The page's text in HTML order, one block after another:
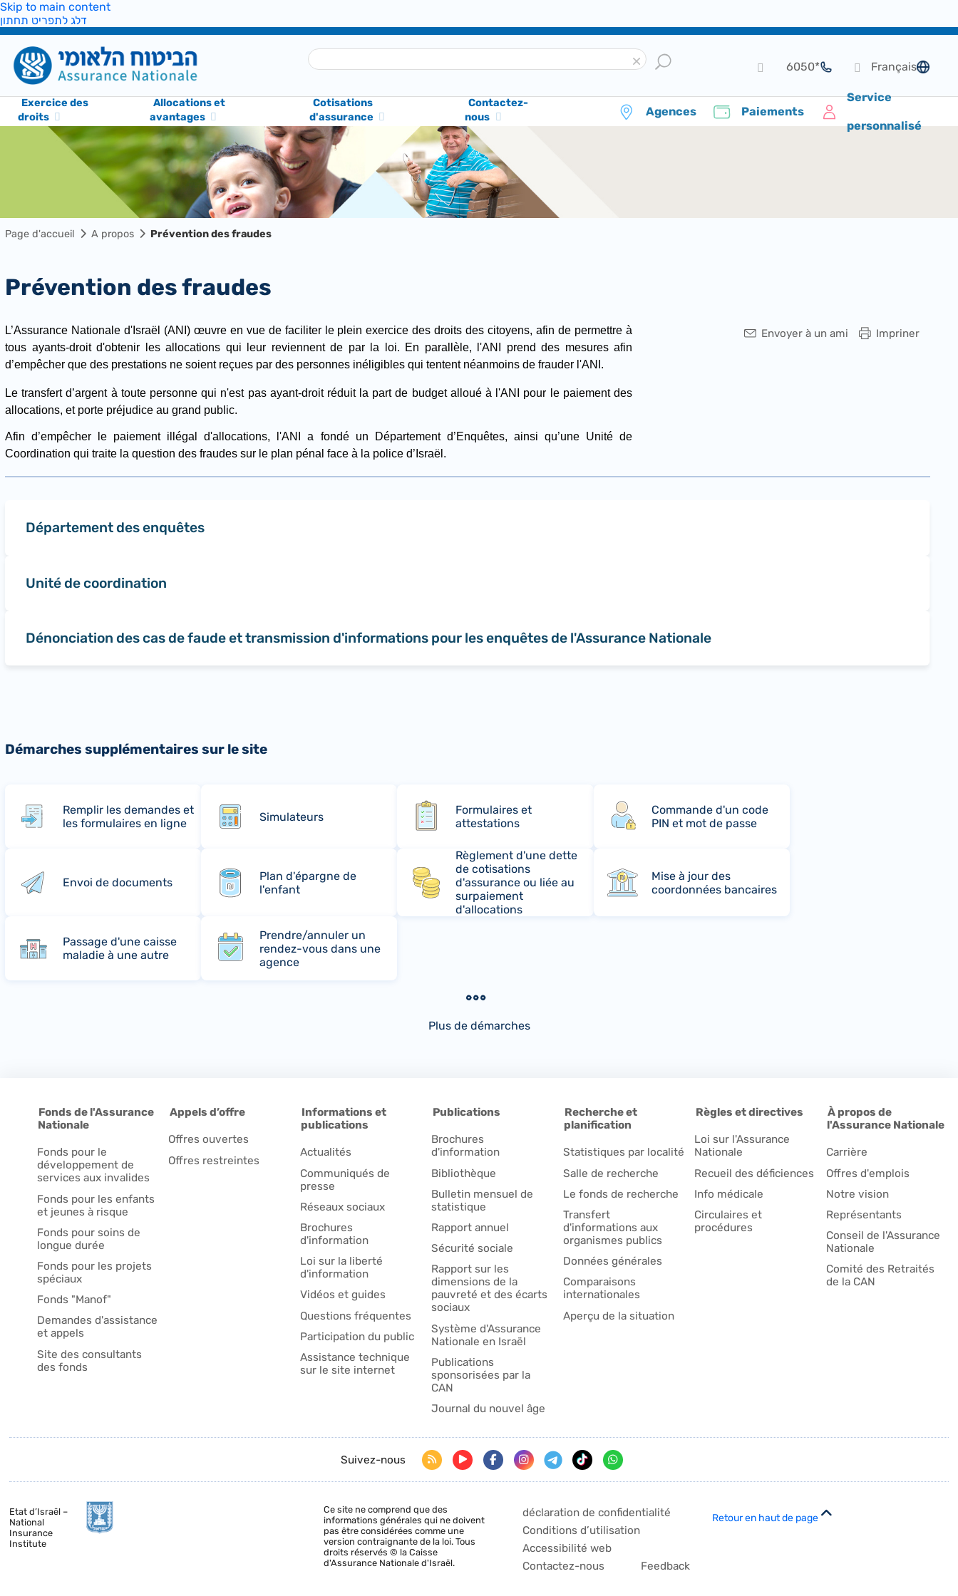
Skip to main content
דלג לתפריט תחתון
de langue
Français
*6050
Exercice des
droits
Allocations et
avantages
Cotisations
d'assurance
Contactez-
nous
Agences Paiements
Service
personnalisé
Page d'accueil A propos Prévention des fraudes
Prévention des fraudes
Impriner
Envoyer à un ami
L’Assurance Nationale d'Israël (ANI) œuvre en vue de faciliter le plein exercice des droits des citoyens, afin de permettre à
tous ayants-droit d'obtenir les allocations qui leur reviennent de par la loi. En parallèle, l'ANI prend des mesures afin
d’empêcher que des prestations ne soient reçues par des personnes inéligibles qui tentent néanmoins de frauder l 'ANI .
Le transfert d’argent à toute personne qui n'est pas ayant-droit réduit la part de budget alloué à l'ANI
pour le paiement des
allocations, et porte préjudice au grand public.
Afin d’empêcher le paiement illégal d'allocations, l'ANI
a fondé un Département d’Enquêtes, ainsi qu’une Unité de
Coordination qui traite la question des fraudes sur le plan pénal face à la police d’Israël.
Département des enquêtes
Unité de coordination
Dénonciation des cas de faude et transmission d'informations pour les enquêtes de l'Assurance Nationale
Démarches supplémentaires sur le site
Remplir les demandes et
les formulaires en ligne
Simulateurs
Formulaires et
attestations
Commande d'un code
PIN et mot de passe
Envoi de documents
Plan d'épargne de
l'enfant
Règlement d'une dette
de cotisations
d'assurance ou liée au
surpaiement
d'allocations
Mise à jour des
coordonnées bancaires
Passage d'une caisse
maladie à une autre
Prendre/annuler un
rendez-vous dans une
agence
Plus de démarches
À propos de
l'Assurance Nationale
Carrière
Offres d'emplois
Notre vision
Représentants
Conseil de l'Assurance
Nationale
Comité des Retraités
de la CAN
Règles et directives
Loi sur l'Assurance
Nationale
Recueil des déficiences
Info médicale
Circulaires et
procédures
Recherche et
planification
Statistiques par localité
Salle de recherche
Le fonds de recherche
Transfert
d'informations aux
organismes publics
Données générales
Comparaisons
internationales
Aperçu de la situation
Publications
Brochures
d'information
Bibliothèque
Bulletin mensuel de
statistique
Rapport annuel
Sécurité sociale
Rapport sur les
dimensions de la
pauvreté et des écarts
sociaux
Système d'Assurance
Nationale en Israël
Publications
sponsorisées par la
CAN
Journal du nouvel âge
Informations et
publications
Actualités
Communiqués de
presse
Réseaux sociaux
Brochures
d'information
Loi sur la liberté
d'information
Vidéos et guides
Questions fréquentes
Participation du public
Assistance technique
sur le site internet
Appels d’offre
Offres ouvertes
Offres restreintes
Fonds de l'Assurance
Nationale
Fonds pour le
développement de
services aux invalides
Fonds pour les enfants
et jeunes à risque
Fonds pour soins de
longue durée
Fonds pour les projets
spéciaux
Fonds "Manof"
Demandes d'assistance
et appels
Site des consultants
des fonds
Etat d’Israël –
National
Insurance
Institute
Ce site ne comprend que des
informations générales qui ne doivent
pas être considérées comme une
version contraignante de la loi. Tous
droits réservés © la Caisse
d'Assurance Nationale d'Israël.
Suivez-nous
déclaration de confidentialité
Conditions d’utilisation
Accessibilité web
Contactez-nous
Feedback
Retour en haut de page